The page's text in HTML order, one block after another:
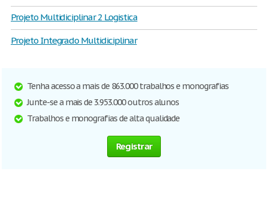
Projeto Multidiciplinar 2 Logistica
Projeto Integrado Multidiciplinar
Tenha acesso a mais de 863.000 trabalhos e monografias
Junte-se a mais de 3.953.000 outros alunos
Trabalhos e monografias de alta qualidade
Registrar